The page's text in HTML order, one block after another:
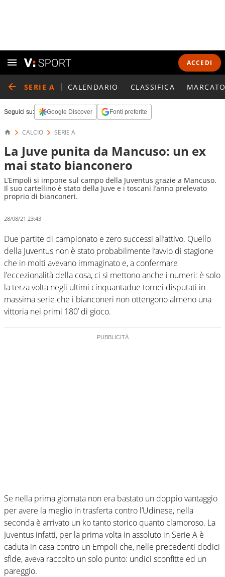
ACCEDI
SERIE A CALENDARIO CLASSIFICA
Seguici su: Google Discover Fonti preferite
CALCIO SERIE A
La Juve punita da Mancuso: un ex
mai stato bianconero
L’Empoli si impone sul campo della Juventus grazie a Mancuso.
Il suo cartellino è stato della Juve e i toscani l’anno prelevato
proprio di bianconeri.
28/08/21 23:43
Due partite di campionato e zero successi all’attivo. Quello
della Juventus non è stato probabilmente l’avvio di stagione
che in molti avevano immaginato e, a confermare
l’eccezionalità della cosa, ci si mettono anche i numeri: è solo
la terza volta negli ultimi cinquantadue tornei disputati in
massima serie che i bianconeri non ottengono almeno una
vittoria nei primi 180’ di gioco.
Se nella prima giornata non era bastato un doppio vantaggio
per avere la meglio in trasferta contro l’Udinese, nella
seconda è arrivato un ko tanto storico quanto clamoroso. La
Juventus infatti, per la prima volta in assoluto in Serie A è
caduta in casa contro un Empoli che, nelle precedenti dodici
sfide, aveva raccolto un solo punto: undici sconfitte ed un
pareggio.